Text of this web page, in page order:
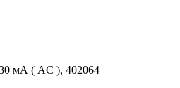
мА ( AC ), 402064